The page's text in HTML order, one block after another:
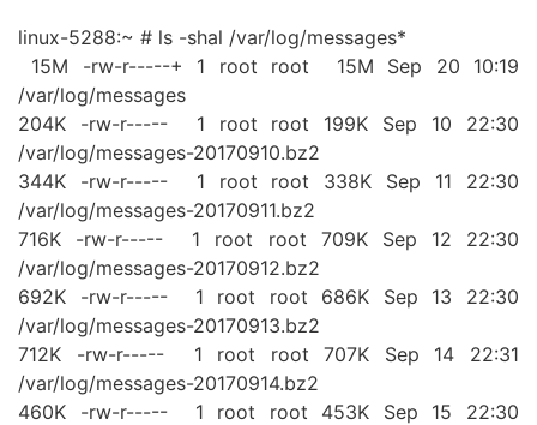
我
的
博
客
我
的
论
坛
我
的
圈
子
我
的
直
播
我
的
活
我
的
我
linux-5288:~ # ls -shal /var/log/messages*
15M -rw-r-----+ 1 root root 15M Sep 20 10:19
/var/log/messages
204K -rw-r----- 1 root root 199K Sep 10 22:30
/var/log/messages-20170910.bz2
344K -rw-r----- 1 root root 338K Sep 11 22:30
/var/log/messages-20170911.bz2
716K -rw-r----- 1 root root 709K Sep 12 22:30
/var/log/messages-20170912.bz2
692K -rw-r----- 1 root root 686K Sep 13 22:30
/var/log/messages-20170913.bz2
712K -rw-r----- 1 root root 707K Sep 14 22:31
/var/log/messages-20170914.bz2
460K -rw-r----- 1 root root 453K Sep 15 22:30